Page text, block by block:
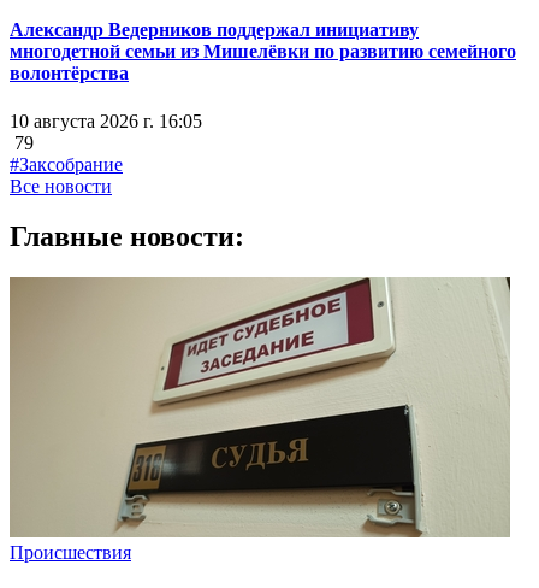
Александр Ведерников поддержал инициативу
многодетной семьи из Мишелёвки по развитию семейного
волонтёрства
10 августа 2026 г. 16:05
79
#Заксобрание
Все новости
Главные новости:
Происшествия